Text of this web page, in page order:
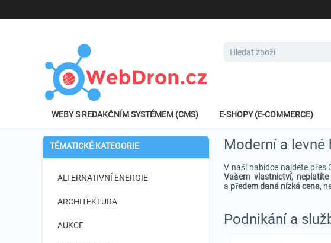
WEBY S REDAKČNÍM SYSTÉMEM (CMS) E-SHOPY (E-COMMERCE)
TÉMATICKÉ KATEGORIE
ALTERNATIVNÍ ENERGIE
ARCHITEKTURA
AUKCE
Moderní a levné
V naší nabídce najdete přes
Vašem vlastnictví,
a předem daná nízká cena,
Podnikání a